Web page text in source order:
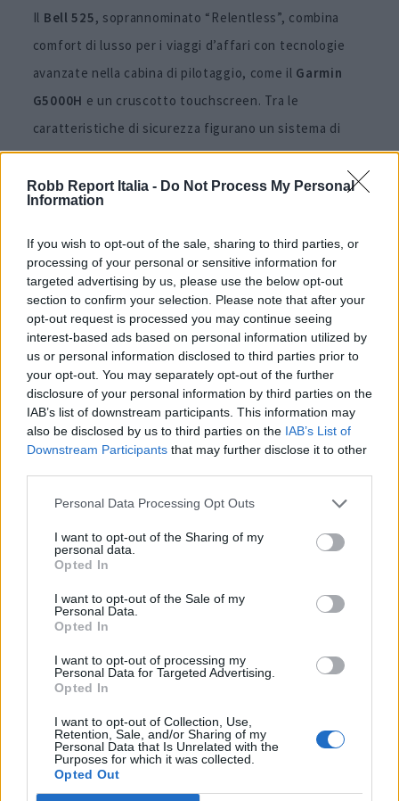
Robb Report Italia - Do Not Process My Personal
Information
If you wish to opt-out of the sale, sharing to third parties, or
processing of your personal or sensitive information for
targeted advertising by us, please use the below opt-out
section to confirm your selection. Please note that after your
opt-out request is processed you may continue seeing
interest-based ads based on personal information utilized by
us or personal information disclosed to third parties prior to
your opt-out. You may separately opt-out of the further
disclosure of your personal information by third parties on the
IAB’s list of downstream participants. This information may
also be disclosed by us to third parties on the IAB’s List of
Downstream Participants that may further disclose it to other
Personal Data Processing Opt Outs
I want to opt-out of the Sharing of my
personal data.
Opted In
I want to opt-out of the Sale of my
Personal Data.
Opted In
I want to opt-out of processing my
Personal Data for Targeted Advertising.
Opted In
I want to opt-out of Collection, Use,
Retention, Sale, and/or Sharing of my
Personal Data that Is Unrelated with the
Purposes for which it was collected.
Opted Out
Il Bell 525, soprannominato “Relentless”, combina
comfort di lusso per i viaggi d’affari con tecnologie
avanzate nella cabina di pilotaggio, come il Garmin
G5000H e un cruscotto touchscreen. Tra le
caratteristiche di sicurezza figurano un sistema di
allarme di consapevolezza del terreno e un display di
prossimità al terreno a cinque colori con avvisi vocali
per segnalare altitudini inferiori ai 152 metri. Questo
elicottero medio-pesante può ospitare fino a 16
passeggeri e due piloti. Ha una velocità di crociera
massima di 184 mph e un’autonomia di 629 miglia
nautiche. All’interno della cabina, il Bell 525 include
un’area lounge migliorata per l’intrattenimento in
volo, con Wi-Fi, mappe in movimento, funzionalità
audio-video, illuminazione ambientale e finestrini
elettrocromatici controllabili tramite dispositivo smart
associato. Una finestra in stile limousine garantisce
Prezzo a partire da 19 milioni di euro.
Leonardo AW189